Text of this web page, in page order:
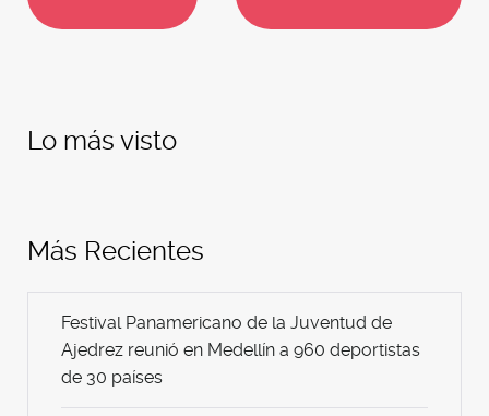
Lo más visto
Más Recientes
Festival Panamericano de la Juventud de
Ajedrez reunió en Medellín a 960 deportistas
de 30 países